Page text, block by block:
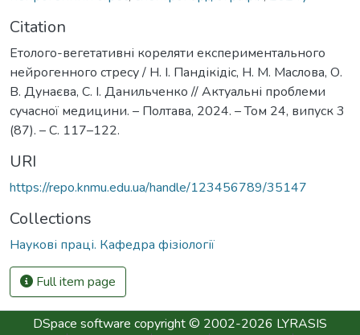
Citation
Етолого-вегетативні кореляти експериментального
нейрогенного стресу / Н. І. Пандікідіс, Н. М. Маслова, О.
В. Дунаєва, С. І. Данильченко // Актуальні проблеми
сучасної медицини. – Полтава, 2024. – Том 24, випуск 3
(87). – С. 117–122.
URI
https://repo.knmu.edu.ua/handle/123456789/35147
Collections
Наукові праці. Кафедра фізіології
Full item page
DSpace software copyright © 2002-2026 LYRASIS